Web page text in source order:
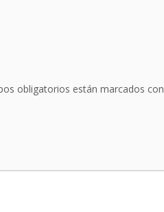
5
0
a
obligatorios están marcados con